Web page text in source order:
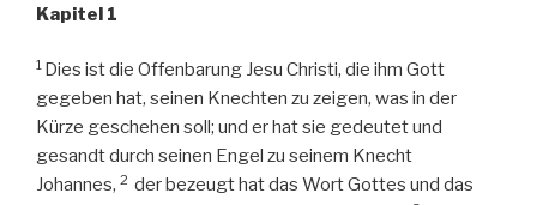
Kapitel 1
1 Dies ist die Offenbarung Jesu Christi, die ihm Gott
gegeben hat, seinen Knechten zu zeigen, was in der
Kürze geschehen soll; und er hat sie gedeutet und
gesandt durch seinen Engel zu seinem Knecht
Johannes, 2 der bezeugt hat das Wort Gottes und das